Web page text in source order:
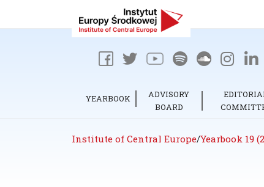
YEARBOOK
ADVISORY
BOARD
Institute of Central Europe/Yearbook 19